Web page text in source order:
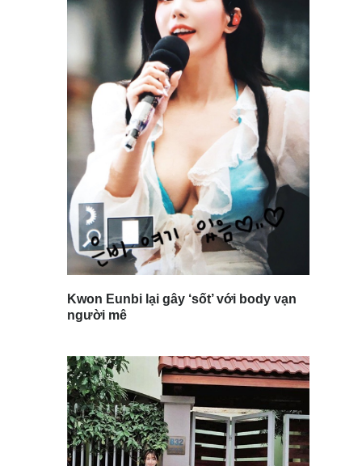
Kwon Eunbi lại gây ‘sốt’ với body vạn
người mê